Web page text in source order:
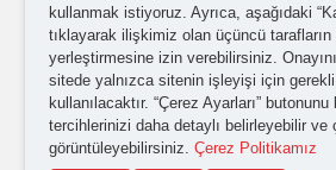
gönderilmesini kabul
Kişisel verilerimin işlenmesine yönelik
açık rıza metni'ni okudum,
kullanmak istiyoruz. Ayrıca, aşağıdaki
tıklayarak ilişkimiz olan üçüncü tarafların
yerleştirmesine izin verebilirsiniz.
sitede yalnızca sitenin işleyişi için
kullanılacaktır. “Çerez Ayarları”
tercihlerinizi daha detaylı belirleyebilir ve
görüntüleyebilirsiniz. Çerez Politikamız